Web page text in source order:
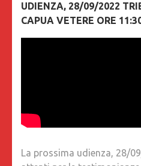
UDIENZA, 28/09/2022
CAPUA VETERE ORE
La prossima udienza, 28/